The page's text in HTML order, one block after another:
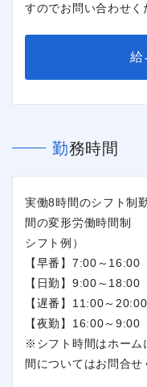
すのでお問い合わせく
給
勤務時間
実働8時間のシフト制
間の変形労働時間制
シフト例）
【早番】7:00～16:00
【日勤】9:00～18:00
【遅番】11:00～
【夜勤】16:00～9:00
※シフト時間はホーム
間についてはお問合せ